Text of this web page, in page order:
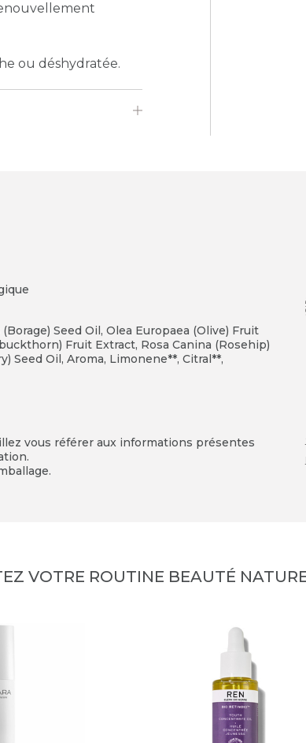
ou déshydratée.
Seed Oil, Olea Europaea (Olive) Fruit
Fruit Extract, Rosa Canina (Rosehip)
Seed Oil, Aroma, Limonene**, Citral**,
vous référer aux informations présentes
VOTRE ROUTINE BEAUTÉ